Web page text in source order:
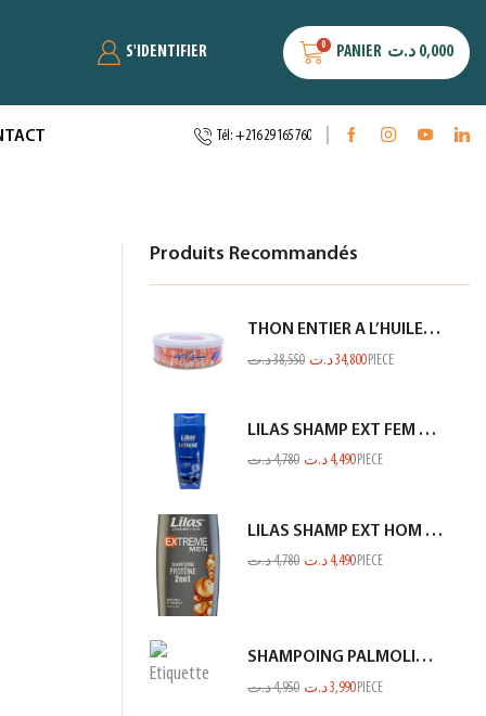
S'IDENTIFIER 0 PANIER 0,000 د.ت
Tél: +216 29 165 760
Produits Recommandés
THON ENTIER A L’HUILE D’OLIVE SIDI DAOUD 950G
38,550د.ت 34,800د.ت PIECE
LILAS SHAMP EXT FEM ANTI PELLIC BLEU 350ML
4,780د.ت 4,490 د.ت PIECE
LILAS SHAMP EXT HOM PROTEINE GRIS 350ML
4,780د.ت 4,490 د.ت PIECE
SHAMPOING PALMOLIVE 380ML NV
4,950د.ت 3,990د.ت PIECE